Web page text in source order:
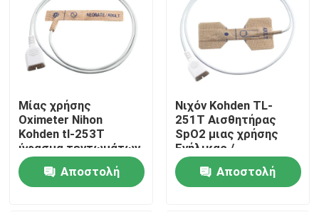
Σπίτι
Προϊόντα
Μίας χρήσης
Oximeter Nihon
Kohden tl-253T
ύφασμα τεντωμάτων
δερμάτων νεογνών
αισθητήρων ενήλικο
Αποστολή
Νιχόν Kohden TL-
251T Αισθητήρας
SpO2 μιας χρήσης
Ενήλικας /
νεογέννητος Μη
υφαντικό υφάσματος
Έλεγχος SpO2 μιας
Αποστολή